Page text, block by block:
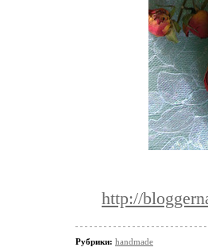
http://
Рубрики: handmade